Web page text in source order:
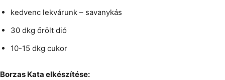
kedvenc lekvárunk – savanykás
30 dkg őrölt dió
10-15 dkg cukor
Borzas Kata elkészítése: